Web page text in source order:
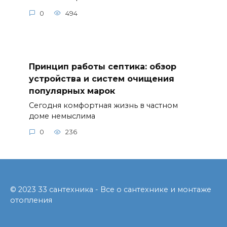
0 494
Принцип работы септика: обзор
устройства и систем очищения
популярных марок
Сегодня комфортная жизнь в частном
доме немыслима
0 236
© 2023 33 сантехника - Все о сантехнике и монтаже
отопления